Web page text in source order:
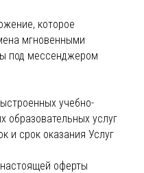
которое
мгновенными
под мессенджером
учебно-
образовательных услуг
и срок оказания Услуг
оферты